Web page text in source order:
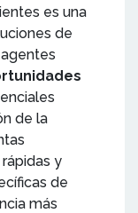
es una
de
de la
y
de
más